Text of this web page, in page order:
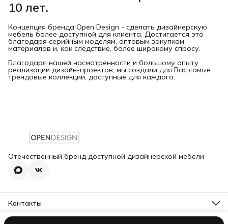
10 лет.
Концепция бренда Open Design - сделать дизайнерскую
мебель более доступной для клиента. Достигается это
благодаря серийным моделям, оптовым закупкам
материалов и, как следствие, более широкому спросу.
Благодаря нашей насмотренности и большому опыту
реализации дизайн-проектов, мы создали для Вас самые
трендовые коллекции, доступные для каждого.
Отечественный бренд доступной дизайнерской мебели
Контакты
Адрес